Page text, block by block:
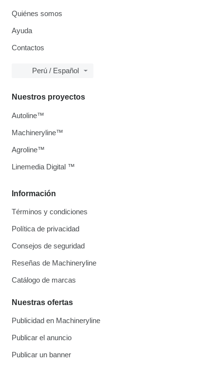
Quiénes somos
Ayuda
Contactos
Perú / Español
Información
Términos y condiciones
Política de privacidad
Consejos de seguridad
Reseñas de Machineryline
Catálogo de marcas
Nuestras ofertas
Publicidad en Machineryline
Publicar el anuncio
Publicar un banner
Nuestros proyectos
Autoline™
Machineryline™
Agroline™
Linemedia Digital ™